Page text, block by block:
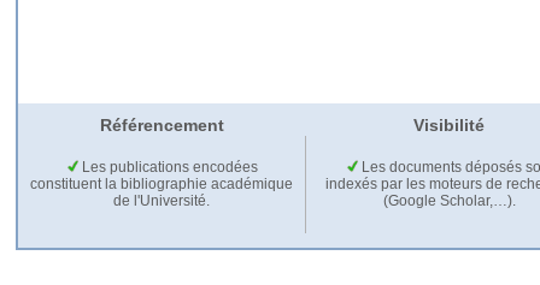
Référencement Visibilité
Les publications encodées
constituent la bibliographie académique
de l'Université.
Les documents déposés
indexés par les moteurs de
(Google Scholar,…).